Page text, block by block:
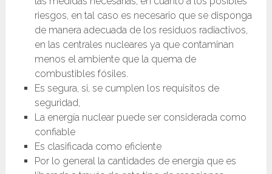
riesgos, en tal caso es necesario que se disponga
de manera adecuada de los residuos radiactivos,
en las centrales nucleares ya que contaminan
menos el ambiente que la quema de
combustibles fósiles.
Es segura, si, se cumplen los requisitos de
seguridad,
La energía nuclear puede ser considerada como
confiable
Es clasificada como eficiente
Por lo general la cantidades de energía que es